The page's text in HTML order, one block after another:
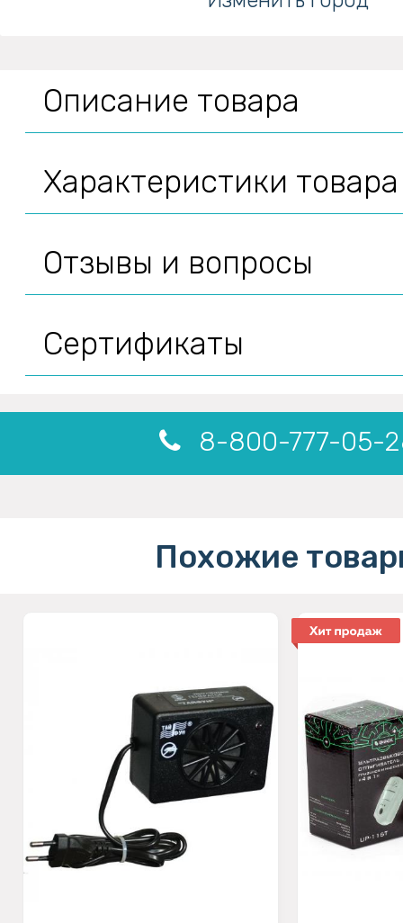
Описание товара
Характеристики товара
Отзывы и вопросы
Сертификаты
8-800-777-05-
Похожие